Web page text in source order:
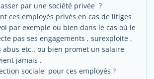
par une société privée ?
ces employés privés en cas de litiges
par exemple ou bien dans le cas où le
pas ses engagements , surexploite ,
etc.. ou bien promet un salaire
jamais .
sociale pour ces employés ?